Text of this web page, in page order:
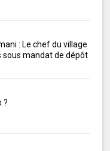
: Le chef du village
sous mandat de dépôt
?